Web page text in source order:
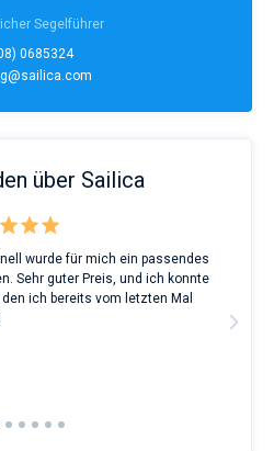
Segelführer
0685324
über Sailica
wurde für mich ein passendes
Sehr guter Preis, und ich konnte
ich bereits vom letzten Mal